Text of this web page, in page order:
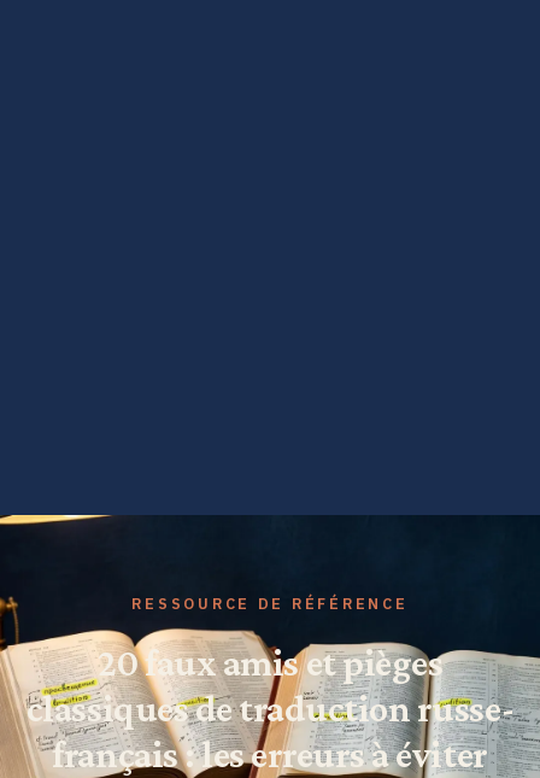
RESSOURCE DE RÉFÉRENCE
20 faux amis et pièges
classiques de traduction russe-
français : les erreurs à éviter